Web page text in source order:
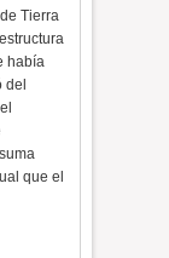
Tierra
había
que el